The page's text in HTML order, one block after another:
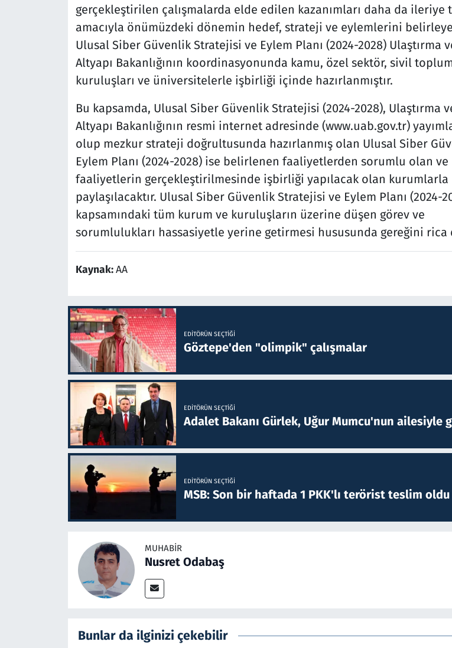
gerçekleştirilen çalışmalarda elde edilen kazanımları daha da ileriye
amacıyla önümüzdeki dönemin hedef, strateji ve eylemlerini
Ulusal Siber Güvenlik Stratejisi ve Eylem Planı (2024-2028) Ulaştırma
Altyapı Bakanlığının koordinasyonunda kamu, özel sektör, sivil
kuruluşları ve üniversitelerle işbirliği içinde hazırlanmıştır.
Bu kapsamda, Ulusal Siber Güvenlik Stratejisi (2024-2028), Ulaştırma
Altyapı Bakanlığının resmi internet adresinde (www.uab.gov.tr)
olup mezkur strateji doğrultusunda hazırlanmış olan Ulusal Siber
Eylem Planı (2024-2028) ise belirlenen faaliyetlerden sorumlu olan ve
faaliyetlerin gerçekleştirilmesinde işbirliği yapılacak olan kurumlarla
paylaşılacaktır. Ulusal Siber Güvenlik Stratejisi ve Eylem Planı (2024-
kapsamındaki tüm kurum ve kuruluşların üzerine düşen görev ve
sorumlulukları hassasiyetle yerine getirmesi hususunda gereğini rica
Kaynak:AA
EDITÖRÜN SEÇTIĞI
Göztepe'den "olimpik" çalışmalar
EDITÖRÜN SEÇTIĞI
Adalet Bakanı Gürlek, Uğur Mumcu'nun ailesiyle
EDITÖRÜN SEÇTIĞI
MSB: Son bir haftada 1 PKK'lı terörist teslim oldu
MUHABIR
Nusret Odabaş
Bunlar da ilginizi çekebilir